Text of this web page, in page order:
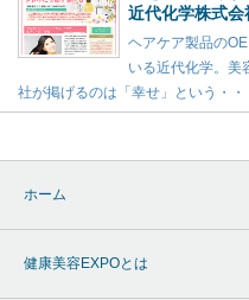
近代化学株式会
ヘアケア製品の
いる近代化学。美
社が掲げるのは「幸せ」という・・
ホーム
健康美容EXPOとは